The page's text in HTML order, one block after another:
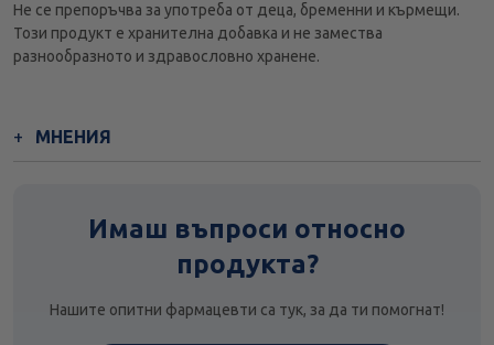
Не се препоръчва за употреба от деца, бременни и кърмещи.
Този продукт е хранителна добавка и не замества
разнообразното и здравословно хранене.
МНЕНИЯ
Имаш въпроси относно
продукта?
Нашите опитни фармацевти са тук, за да ти помогнат!